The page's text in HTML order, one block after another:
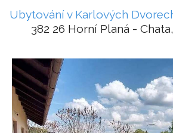
Ubytování v Karlových
382 26 Horní Planá - Chata,